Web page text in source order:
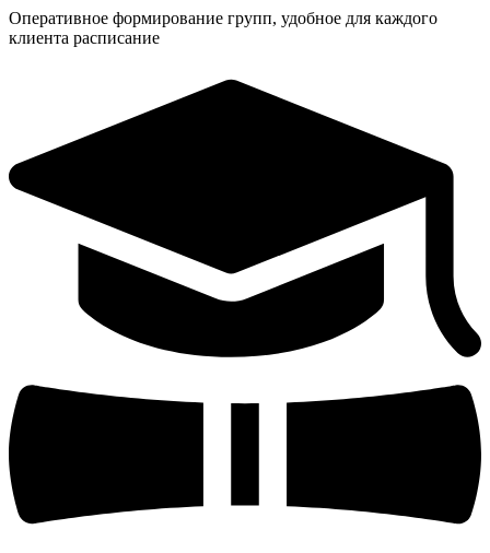
Оперативное формирование групп, удобное для каждого
клиента расписание